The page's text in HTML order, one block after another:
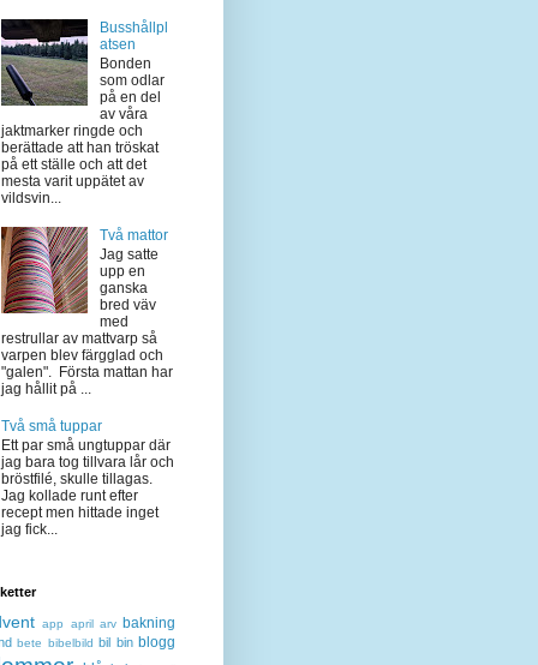
Busshållpl
atsen
Bonden
som odlar
på en del
av våra
jaktmarker ringde och
berättade att han tröskat
på ett ställe och att det
mesta varit uppätet av
vildsvin...
Två mattor
Jag satte
upp en
ganska
bred väv
med
restrullar av mattvarp så
varpen blev färgglad och
"galen". Första mattan har
jag hållit på ...
Två små tuppar
Ett par små ungtuppar där
jag bara tog tillvara lår och
bröstfilé, skulle tillagas.
Jag kollade runt efter
recept men hittade inget
jag fick...
app april arv bakning
bete bibelbild bil bin blogg